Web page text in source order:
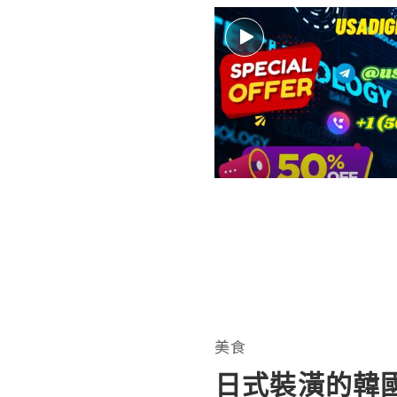
美食
日式裝潢的韓